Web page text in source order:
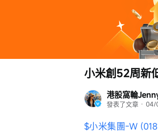
港股窩輪
發表了文章 · 04/
小米創52周新
$小米集團-W